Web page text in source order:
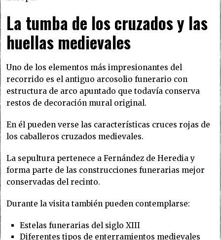
La tumba de los cruzados y las
huellas medievales
Uno de los elementos más impresionantes del
recorrido es el antiguo arcosolio funerario con
estructura de arco apuntado que todavía conserva
restos de decoración mural original.
En él pueden verse las características cruces rojas de
los caballeros cruzados medievales.
La sepultura pertenece a Fernández de Heredia y
forma parte de las construcciones funerarias mejor
conservadas del recinto.
Durante la visita también pueden contemplarse:
Estelas funerarias del siglo XIII
Diferentes tipos de enterramientos medievales